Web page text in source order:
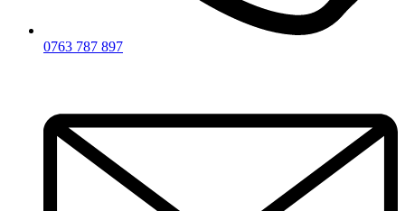
0763 787 897